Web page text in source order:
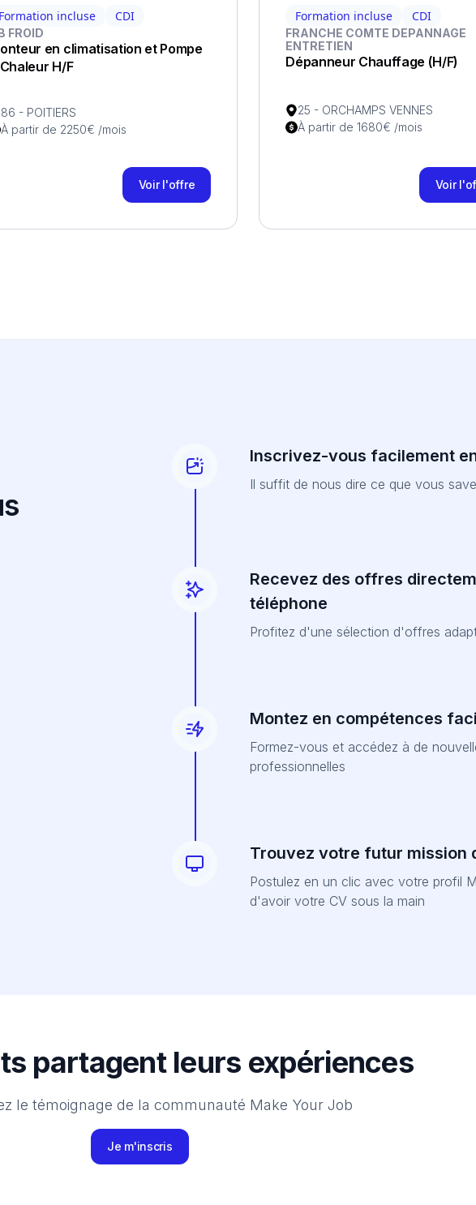
CDI
Formation incluse
FROID
en climatisation et Pompe
H/F
86 - POITIERS
À partir de 2250€ /mois
Voir l'offre
CDI
Formation incluse
FRANCHE COMTE DEPANNAGE
ENTRETIEN
Dépanneur Chauffage (H/F)
25 - ORCHAMPS VENNES
À partir de 1680€ /mois
Voir
Inscrivez-vous facilement
Il suffit de nous dire ce que vous
Recevez des offres
téléphone
Profitez d'une sélection d'offres
Montez en compétences
Formez-vous et accédez à de
professionnelles
Trouvez votre futur mission
Postulez en un clic avec votre profil
d'avoir votre CV sous la main
partagent leurs expériences
le témoignage de la communauté Make Your Job
Je m'inscris